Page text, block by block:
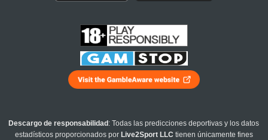
Descargo de responsabilidad : Todas las predicciones deportivas y los datos
estadísticos proporcionados por Live2Sport LLC tienen únicamente fines